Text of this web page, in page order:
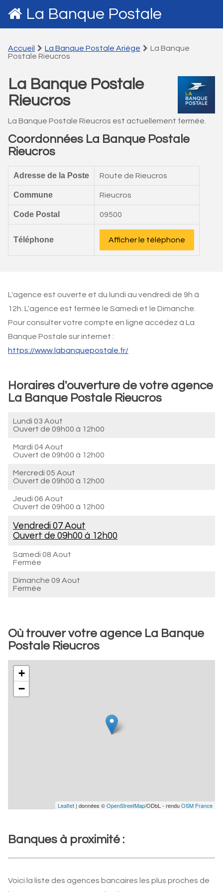
La Banque Postale
Accueil La Banque Postale Ariége
La Banque
Postale Rieucros
La Banque Postale
Rieucros
La Banque Postale Rieucros est actuellement fermée.
Coordonnées La Banque Postale
Rieucros
Adresse de la Poste Route de Rieucros
Commune Rieucros
Code Postal 09500
Téléphone Afficher le téléphone
L'agence est ouverte et du lundi au vendredi de 9h à
12h. L'agence est fermée le Samedi et le Dimanche.
Pour consulter votre compte en ligne accédez à La
Banque Postale sur internet :
https://www.labanquepostale.fr/
Horaires d'ouverture de votre agence
La Banque Postale Rieucros
Lundi 03 Aout
Ouvert de 09h00 à 12h00
Mardi 04 Aout
Ouvert de 09h00 à 12h00
Mercredi 05 Aout
Ouvert de 09h00 à 12h00
Jeudi 06 Aout
Ouvert de 09h00 à 12h00
Vendredi 07 Aout
Ouvert de 09h00 à 12h00
Samedi 08 Aout
Fermée
Dimanche 09 Aout
Fermée
Où trouver votre agence La Banque
Postale Rieucros
+
−
Leaflet | données ©OpenStreetMap/ODbL - renduOSM France
Banques à proximité :
Voici la liste des agences bancaires les plus proches de